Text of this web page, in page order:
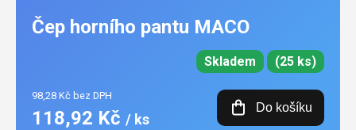
Čep horního pantu MACO
Skladem (25 ks)
98,28 Kč bez DPH
118,92 Kč / ks
Do košíku